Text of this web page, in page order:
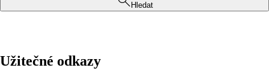
Hledat
Užitečné odkazy